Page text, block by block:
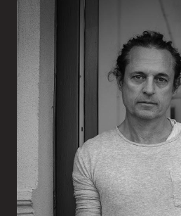
Academias
Archivo
Inscribir
Boletería